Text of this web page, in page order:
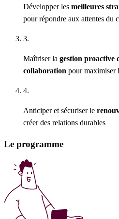
Développer les meilleures
pour répondre aux attentes du
3.
Maîtriser la gestion proactive
collaboration pour maximiser
4.
Anticiper et sécuriser le
créer des relations durables
Le programme